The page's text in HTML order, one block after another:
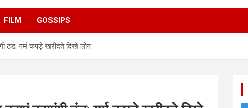
FILM GOSSIPS
ठंड; गर्म कपड़े खरीदते दिखे लोग